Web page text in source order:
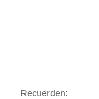
Recuerden: